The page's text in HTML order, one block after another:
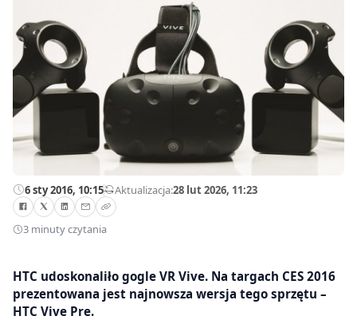
6 sty 2016, 10:15—Aktualizacja:28 lut 2026, 11:23
3 minuty czytania
HTC udoskonaliło gogle VR Vive. Na targach CES 2016
prezentowana jest najnowsza wersja tego sprzętu –
HTC Vive Pre.